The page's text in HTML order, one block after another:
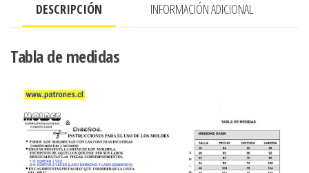
cantidad
DESCRIPCIÓN INFORMACIÓN ADICIONAL
Tabla de medidas